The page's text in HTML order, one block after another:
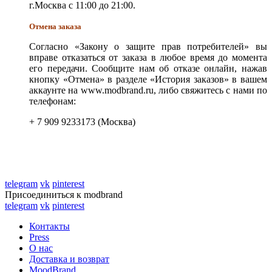
г.Москва с 11:00 до 21:00.
Отмена заказа
Согласно «Закону о защите прав потребителей» вы
вправе отказаться от заказа в любое время до момента
его передачи. Сообщите нам об отказе онлайн, нажав
кнопку «Отмена» в разделе «История заказов» в вашем
аккаунте на www.modbrand.ru, либо свяжитесь с нами по
телефонам:
+ 7 909 9233173 (Москва)
telegram vk pinterest
Присоединиться к modbrand
telegram vk pinterest
Контакты
Press
О нас
Доставка и возврат
MoodBrand